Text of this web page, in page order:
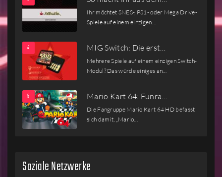
Ihr möchtet SNES-, PS1- oder Mega Drive-
Spiele auf einem einzigen…
MIG Switch: Die erst…
Mehrere Spiele auf einem einzigen Switch-
Modul? Das würde einiges an…
Mario Kart 64: Funra…
Die Fangruppe Mario Kart 64 HD befasst
sich damit, „Mario…
Soziale Netzwerke